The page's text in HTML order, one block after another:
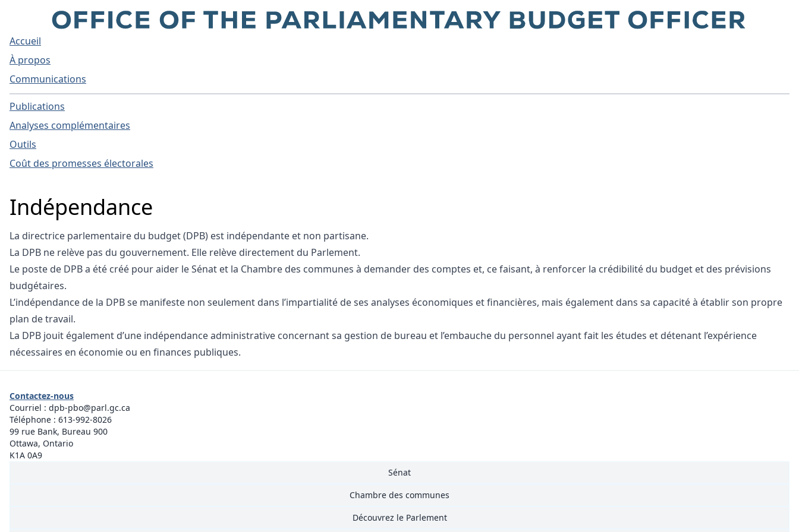
Accueil
À propos
Communications
Publications
Analyses complémentaires
Outils
Coût des promesses électorales
Indépendance
La directrice parlementaire du budget (DPB) est indépendante et non partisane.
La DPB ne relève pas du gouvernement. Elle relève directement du Parlement.
Le poste de DPB a été créé pour aider le Sénat et la Chambre des communes à demander des comptes et, ce faisant, à renforcer la crédibilité du budget et des prévisions
budgétaires.
L’indépendance de la DPB se manifeste non seulement dans l’impartialité de ses analyses économiques et financières, mais également dans sa capacité à établir son propre
plan de travail.
La DPB jouit également d’une indépendance administrative concernant sa gestion de bureau et l’embauche du personnel ayant fait les études et détenant l’expérience
nécessaires en économie ou en finances publiques.
Sénat
Chambre des communes
Découvrez le Parlement
Contactez-nous
Courriel : dpb-pbo@parl.gc.ca
Téléphone : 613-992-8026
99 rue Bank, Bureau 900
Ottawa, Ontario
K1A 0A9